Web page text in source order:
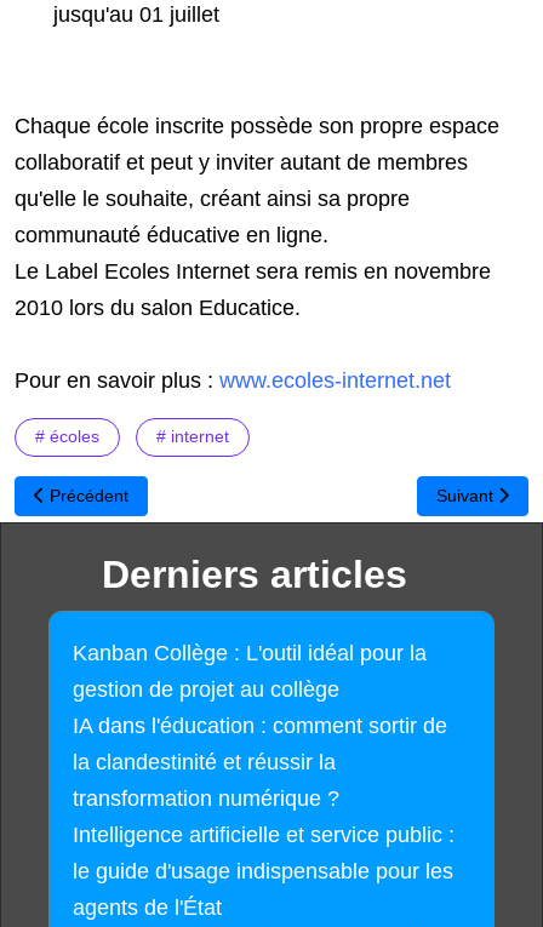
jusqu'au 01 juillet
Chaque école inscrite possède son propre espace
collaboratif et peut y inviter autant de membres
qu'elle le souhaite, créant ainsi sa propre
communauté éducative en ligne.
Le Label Ecoles Internet sera remis en novembre
2010 lors du salon Educatice.
Pour en savoir plus : www.ecoles-internet.net
# écoles # internet
Article précédent : 2025 exmachina : un serious game
Précédent Article
Suivant
Derniers articles
Kanban Collège : L'outil idéal pour la
gestion de projet au collège
IA dans l'éducation : comment sortir de
la clandestinité et réussir la
transformation numérique ?
Intelligence artificielle et service public :
le guide d'usage indispensable pour les
agents de l'État